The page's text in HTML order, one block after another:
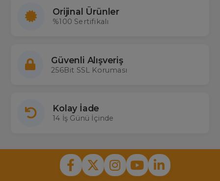
Orijinal Ürünler
%100 Sertifikalı
Güvenli Alışveriş
256Bit SSL Koruması
Kolay İade
14 İş Günü İçinde